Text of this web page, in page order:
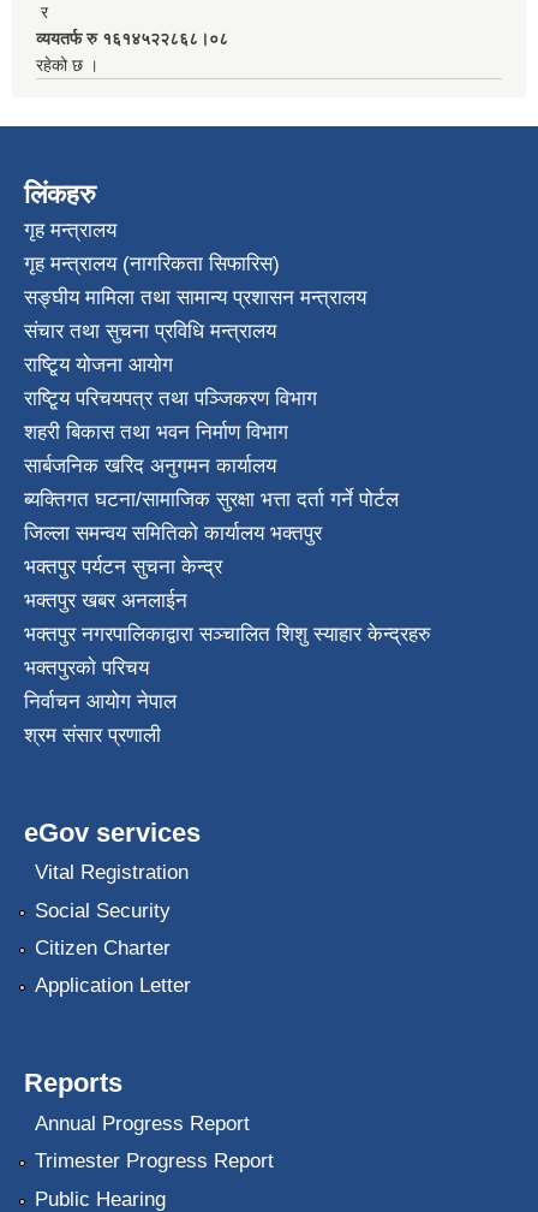
र
व्ययतर्फ रु १६१४५२२८६८।०८
रहेको छ ।
लिंकहरु
गृह मन्त्रालय
गृह मन्त्रालय (नागरिकता सिफारिस)
सङ्घीय मामिला तथा सामान्य प्रशासन मन्त्रालय
संचार तथा सुचना प्रविधि मन्त्रालय
राष्टि्ृय योजना आयोग
राष्टि्ृय परिचयपत्र तथा पञ्जिकरण विभाग
शहरी बिकास तथा भवन निर्माण विभाग
सार्बजनिक खरिद अनुगमन कार्यालय
ब्यक्तिगत घटना/सामाजिक सुरक्षा भत्ता दर्ता गर्ने पोर्टल
जिल्ला समन्वय समितिको कार्यालय भक्तपुर
भक्तपुर पर्यटन सुचना केन्द्र
भक्तपुर खबर अनलाईन
भक्तपुर नगरपालिकाद्वारा सञ्चालित शिशु स्याहार केन्द्रहरु
भक्तपुरकाे परिचय
निर्वाचन आयोग नेपाल
श्रम संसार प्रणाली
eGov services
Vital Registration
Social Security
Citizen Charter
Application Letter
Reports
Annual Progress Report
Trimester Progress Report
Public Hearing